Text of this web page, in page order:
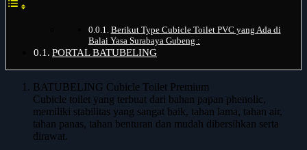
Berikut Type Cubicle Toilet PVC yang Ada di
Balai Yasa Surabaya Gubeng :
PORTAL BATUBELING
BATUBELING Cubicle Toilet Premium
Cubicle toilet yang terbuat dari bahan papan phenolic,
memiliki stabilitas yang sangat baik, tahan lama, tahan air,
tahan panas, tahan benturan dan mudah dibersihkan serta
dirawat.